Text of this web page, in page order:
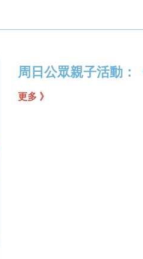
周日公眾親子活動：
更多 》